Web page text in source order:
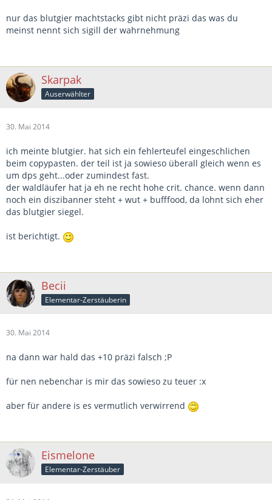
nur das blutgier machtstacks gibt nicht präzi das was du
meinst nennt sich sigill der wahrnehmung
Skarpak
Auserwählter
30. Mai 2014
ich meinte blutgier. hat sich ein fehlerteufel eingeschlichen
beim copypasten. der teil ist ja sowieso überall gleich wenn es
um dps geht...oder zumindest fast.
der waldläufer hat ja eh ne recht hohe crit. chance. wenn dann
noch ein diszibanner steht + wut + bufffood, da lohnt sich eher
das blutgier siegel.
ist berichtigt.
Becii
Elementar-Zerstäuberin
30. Mai 2014
na dann war hald das +10 präzi falsch ;P
für nen nebenchar is mir das sowieso zu teuer :x
aber für andere is es vermutlich verwirrend
Eismelone
Elementar-Zerstäuber